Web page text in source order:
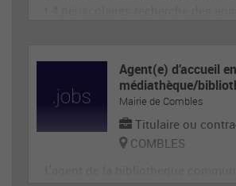
t de la sécurité morale, physique
enfants. Il est responsable du
et
Agent(e) d’accueil en
médiathèque/
Mairie de Combles
Titulaire ou
COMBLES